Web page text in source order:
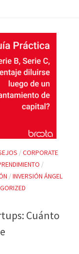
/CORPORATE
/
/INVERSIÓN ÁNGEL
Cuánto